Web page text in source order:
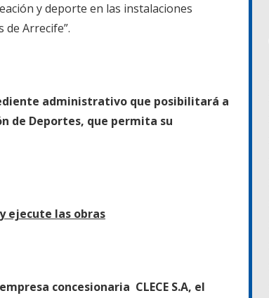
y deporte en las instalaciones
Arrecife”.
administrativo que posibilitará a
de Deportes, que permita su
ejecute las obras
concesionaria CLECE S.A, el